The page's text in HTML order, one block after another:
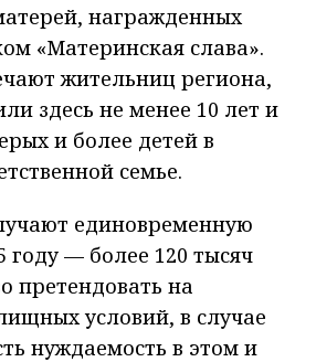
награжденных
«Материнская слава».
жительниц региона,
здесь не менее 10 лет и
и более детей в
семье.
единовременную
году — более 120 тысяч
претендовать на
условий, в случае
нуждаемость в этом и